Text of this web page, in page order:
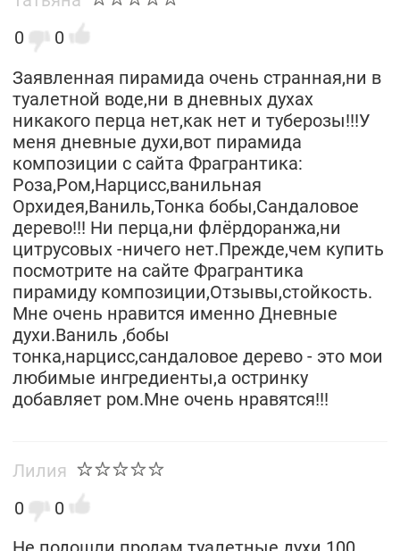
0
0
Заявленная пирамида очень странная,ни в
туалетной воде,ни в дневных духах
никакого перца нет,как нет и туберозы!!!У
меня дневные духи,вот пирамида
композиции с сайта Фрагрантика:
Роза,Ром,Нарцисс,ванильная
Орхидея,Ваниль,Тонка бобы,Сандаловое
дерево!!! Ни перца,ни флёрдоранжа,ни
цитрусовых -ничего нет.Прежде,чем купить
посмотрите на сайте Фрагрантика
пирамиду композиции,Отзывы,стойкость.
Мне очень нравится именно Дневные
духи.Ваниль ,бобы
тонка,нарцисс,сандаловое дерево - это мои
любимые ингредиенты,а остринку
добавляет ром.Мне очень нравятся!!!
Лилия
0
0